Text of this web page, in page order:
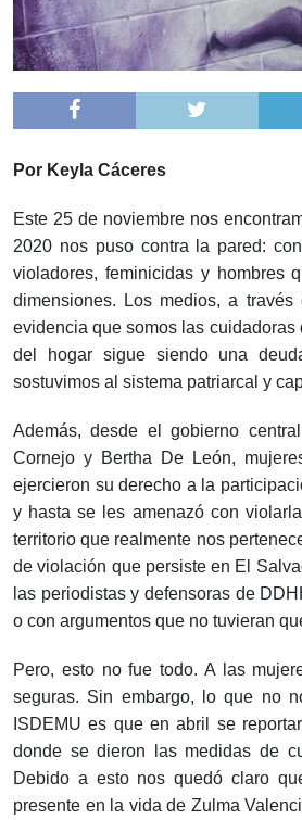
Por Keyla Cáceres
Este 25 de noviembre nos
2020 nos puso contra la pared:
violadores, feminicidas y hombres
dimensiones. Los medios, a
evidencia que somos las
del hogar sigue siendo una
sostuvimos al sistema patriarcal y
Además, desde el gobierno
Cornejo y Bertha De León,
ejercieron su derecho a la
y hasta se les amenazó con
territorio que realmente nos
de violación que persiste en El
las periodistas y defensoras de
o con argumentos que no tuvieran
Pero, esto no fue todo. A las
seguras. Sin embargo, lo que no
ISDEMU es que en abril se
donde se dieron las medidas de
Debido a esto nos quedó claro
presente en la vida de Zulma